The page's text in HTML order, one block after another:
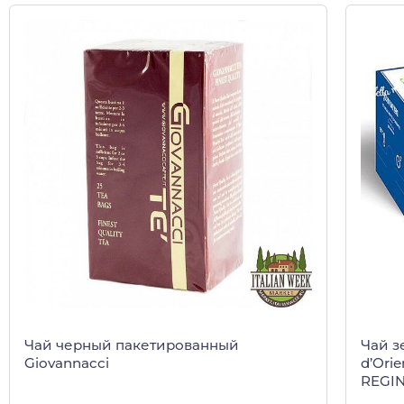
Чай черный пакетированный
Giovannacci
Чай